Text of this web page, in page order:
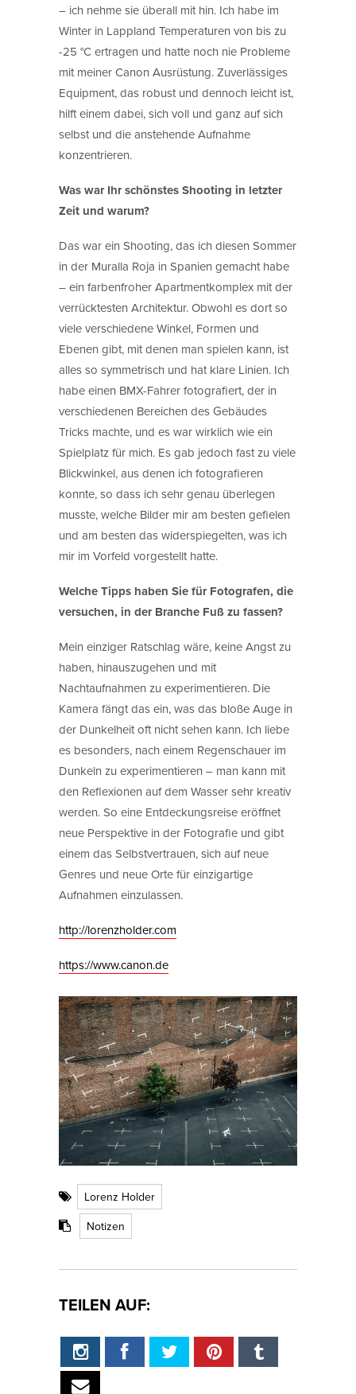
– ich nehme sie überall mit hin. Ich habe im
Winter in Lappland Temperaturen von bis zu
-25 °C ertragen und hatte noch nie Probleme
mit meiner Canon Ausrüstung. Zuverlässiges
Equipment, das robust und dennoch leicht ist,
hilft einem dabei, sich voll und ganz auf sich
selbst und die anstehende Aufnahme
konzentrieren.
Was war Ihr schönstes Shooting in letzter
Zeit und warum?
Das war ein Shooting, das ich diesen Sommer
in der Muralla Roja in Spanien gemacht habe
– ein farbenfroher Apartmentkomplex mit der
verrücktesten Architektur. Obwohl es dort so
viele verschiedene Winkel, Formen und
Ebenen gibt, mit denen man spielen kann, ist
alles so symmetrisch und hat klare Linien. Ich
habe einen BMX-Fahrer fotografiert, der in
verschiedenen Bereichen des Gebäudes
Tricks machte, und es war wirklich wie ein
Spielplatz für mich. Es gab jedoch fast zu viele
Blickwinkel, aus denen ich fotografieren
konnte, so dass ich sehr genau überlegen
musste, welche Bilder mir am besten gefielen
und am besten das widerspiegelten, was ich
mir im Vorfeld vorgestellt hatte.
Welche Tipps haben Sie für Fotografen, die
versuchen, in der Branche Fuß zu fassen?
Mein einziger Ratschlag wäre, keine Angst zu
haben, hinauszugehen und mit
Nachtaufnahmen zu experimentieren. Die
Kamera fängt das ein, was das bloße Auge in
der Dunkelheit oft nicht sehen kann. Ich liebe
es besonders, nach einem Regenschauer im
Dunkeln zu experimentieren – man kann mit
den Reflexionen auf dem Wasser sehr kreativ
werden. So eine Entdeckungsreise eröffnet
neue Perspektive in der Fotografie und gibt
einem das Selbstvertrauen, sich auf neue
Genres und neue Orte für einzigartige
Aufnahmen einzulassen.
http://lorenzholder.com
https://www.canon.de
Lorenz Holder
Notizen
TEILEN AUF: